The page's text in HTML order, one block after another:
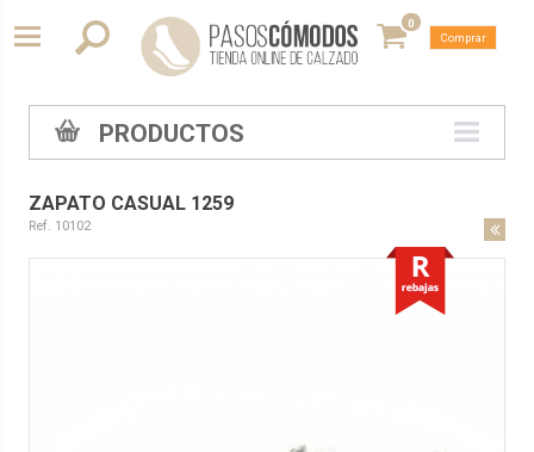
0
Comprar
PRODUCTOS
ZAPATO CASUAL 1259
Ref. 10102